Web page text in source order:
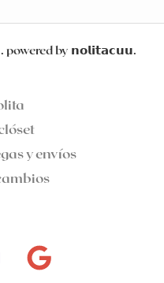
by 𝗻𝗼𝗹𝗶𝘁𝗮𝗰𝘂𝘂.
y envíos